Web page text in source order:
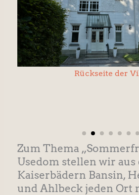
Rückseite der
Zum Thema
Usedom stellen wir aus
Kaiserbädern Bansin,
und Ahlbeck jeden Ort